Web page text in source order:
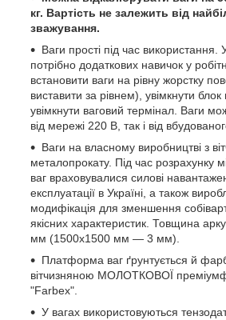
кг. Вартість не залежить від
зважування.
Ваги прості під час
потрібно додаткових навичок у
встановити ваги на рівну жорстку
виставити за рівнем), увімкнути
увімкнути ваговий термінал. Ваги
від мережі 220 В, так і від
Ваги на власному виробництві з
металопрокату. Під час розрахунку
ваг враховувалися силові
експлуатації в Україні, а також
модифікація для зменшення
якісних характеристик. Товщина
мм (1500х1500 мм — 3 мм).
Платформа ваг ґрунтується й
вітчизняною МОЛОТКОВОЇ
"Farbex".
У вагах використовуються